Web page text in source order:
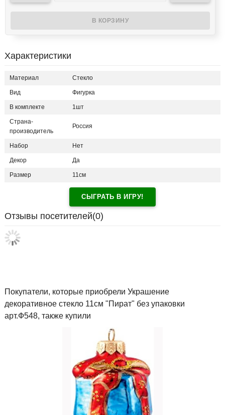
Характеристики
Материал Стекло
Вид Фигурка
В комплекте 1шт
Страна-
производитель
Россия
Набор Нет
Декор Да
Размер 11см
СЫГРАТЬ В ИГРУ!
Отзывы посетителей(0)
Покупатели, которые приобрели Украшение
декоративное стекло 11см "Пират" без упаковки
арт.Ф548, также купили